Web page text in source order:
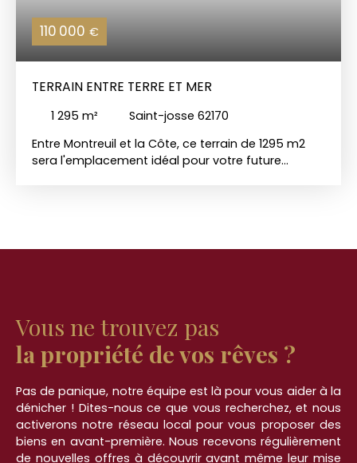
110 000 €
TERRAIN ENTRE TERRE ET MER
1 295 m²
Saint-josse 62170
Entre Montreuil et la Côte, ce terrain de 1295 m2
sera l'emplacement idéal pour votre future
Vous ne trouvez pas
la propriété de vos rêves ?
Pas de panique, notre équipe est là pour vous aider à la
dénicher ! Dites-nous ce que vous recherchez, et nous
activerons notre réseau local pour vous proposer des
biens en avant-première. Nous recevons régulièrement
de nouvelles offres à découvrir avant même leur mise